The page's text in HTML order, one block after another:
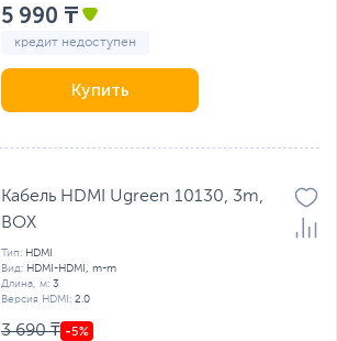
5 990 ₸
кредит недоступен
Купить
Кабель HDMI Ugreen 10130, 3m,
BOX
Тип: HDMI
Вид: HDMI-HDMI, m-m
Длина, м: 3
Версия HDMI: 2.0
3 690 ₸